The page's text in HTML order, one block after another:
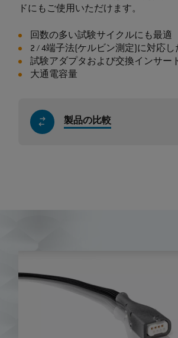
ドにもご使用いただけます。
回数の多い試験サイクルにも最適
2 / 4端子法(ケルビン測定)に対応
試験アダプタおよび交換インサー
大通電容量
製品の比較